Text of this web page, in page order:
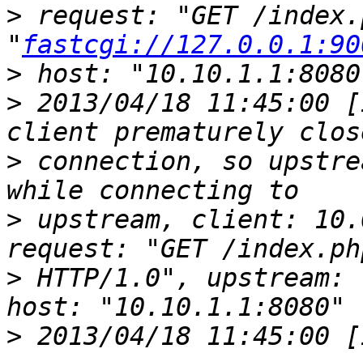
> request: "GET /
" fastcgi://
>
> 2013/04/18 11:45:00
> connection, so
> upstream, client:
> HTTP/1.0", upstream:
> 2013/04/18 11:45:00